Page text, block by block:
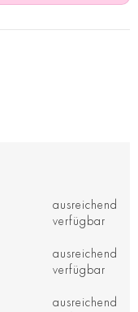
ausreichend
verfügbar
ausreichend
verfügbar
ausreichend